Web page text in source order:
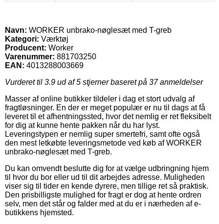
Navn: WORKER unbrako-nøglesæt med T-greb
Kategori: Værktøj
Producent: Worker
Varenummer: 881703250
EAN: 4013288003669
Vurderet til 3.9 ud af 5 stjerner baseret på 37anmeldelser
Masser af online butikker tildeler i dag et stort udvalg af
fragtløsninger. En der er meget populær er nu til dags at få
leveret til et afhentningssted, hvor det nemlig er ret fleksibelt
for dig at kunne hente pakken når du har lyst.
Leveringstypen er nemlig super smertefri, samt ofte også
den mest letkøbte leveringsmetode ved køb af WORKER
unbrako-nøglesæt med T-greb.
Du kan omvendt beslutte dig for at vælge udbringning hjem
til hvor du bor eller ud til dit arbejdes adresse. Muligheden
viser sig til tider en kende dyrere, men tillige ret så praktisk.
Den prisbilligste mulighed for fragt er dog at hente ordren
selv, men det står og falder med at du er i nærheden af e-
butikkens hjemsted.